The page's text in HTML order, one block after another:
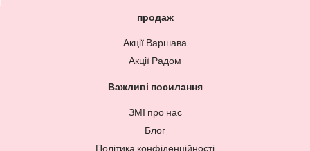
продаж
Акції Варшава
Акції Радом
Важливі посилання
ЗМІ про нас
Блог